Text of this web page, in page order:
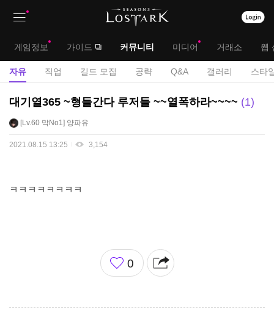
대
메
뉴
게임정보 가이드 커뮤니티 미디어 거래소 웹
서
자유 직업 길드 모집 공략 Q&A 갤러리 스타
자
게
대기열365 ~형들간다 루저들 ~~열폭하라~~~~ 1
Lv.60 막No1 양파유
2021.08.15 13:25 3,154
ㅋㅋㅋㅋㅋㅋㅋㅋ
좋
아
0